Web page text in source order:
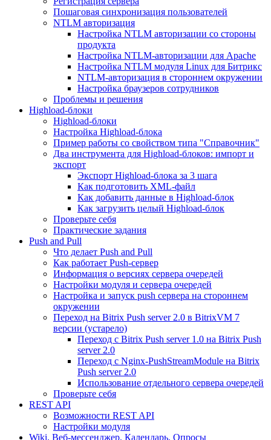
Пошаговая синхронизация пользователей
NTLM авторизация
Настройка NTLM авторизации со стороны
продукта
Настройка NTLM-авторизации для Apache
Настройка NTLM модуля Linux для Битрикс
NTLM-авторизация в стороннем окружении
Настройка браузеров сотрудников
Проблемы и решения
Highload-блоки
Highload-блоки
Настройка Highload-блока
Пример работы со свойством типа "Справочник"
Два инструмента для Highload-блоков: импорт и
экспорт
Экспорт Highload-блока за 3 шага
Как подготовить XML-файл
Как добавить данные в Highload-блок
Как загрузить целый Highload-блок
Проверьте себя
Практические задания
Push and Pull
Что делает Push and Pull
Как работает Push-сервер
Информация о версиях сервера очередей
Настройки модуля и сервера очередей
Настройка и запуск push сервера на стороннем
окружении
Переход на Bitrix Push server 2.0 в BitrixVM 7
версии (устарело)
Переход с Bitrix Push server 1.0 на Bitrix Push
server 2.0
Переход с Nginx-PushStreamModule на Bitrix
Push server 2.0
Использование отдельного сервера очередей
Проверьте себя
REST API
Возможности REST API
Настройки модуля
Wiki, Веб-мессенджер, Календарь, Опросы